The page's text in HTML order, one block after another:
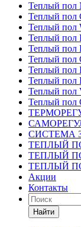
Теплый пол
Теплый пол
Теплый пол
Теплый
Теплый пол
Теплый пол
Теплый пол
Теплый пол
Теплый пол
Теплый пол
СИСТЕМА
ТЕПЛЫЙ
ТЕПЛЫЙ
ТЕПЛЫЙ
Акции
Контакты
Найти